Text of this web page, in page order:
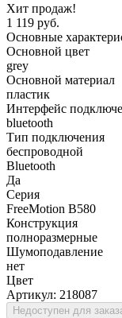
Хит продаж!
1 119 руб.
Основные
Основной цвет
grey
Основной материал
пластик
Интерфейс
bluetooth
Тип подключения
беспроводной
Bluetooth
Да
Серия
FreeMotion B580
Конструкция
полноразмерные
Шумоподавление
нет
Цвет
Артикул: 218087
Недоступен для